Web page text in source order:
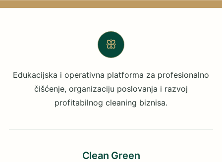
ꕥ
Edukacijska i operativna platforma za profesionalno
čišćenje, organizaciju poslovanja i razvoj
profitabilnog cleaning biznisa.
Clean Green